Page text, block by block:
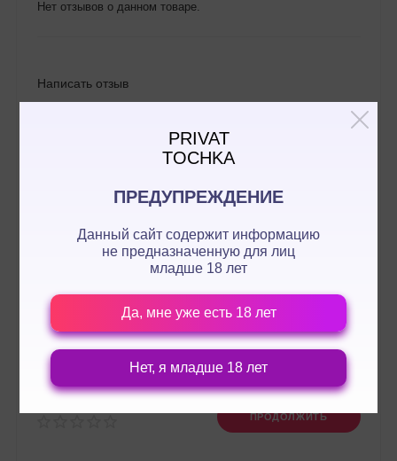
PRIVAT
TOCHKA
ПРЕДУПРЕЖДЕНИЕ
Данный сайт содержит информацию
не предназначенную для лиц
младше 18 лет
Да, мне уже есть 18 лет
Нет, я младше 18 лет
Нет отзывов о данном товаре.
Написать отзыв
ПРОДОЛЖИТЬ